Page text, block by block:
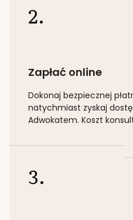
2.
Zapłać online
Dokonaj bezpiecznej
natychmiast zyskaj
Adwokatem. Koszt
3.